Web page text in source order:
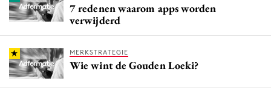
7 redenen waarom apps worden
verwijderd
MERKSTRATEGIE
Wie wint de Gouden Loeki?